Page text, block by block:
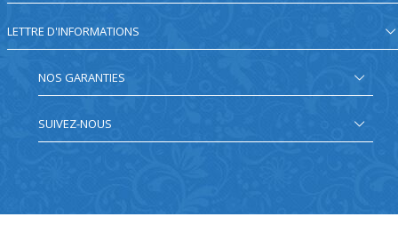
LETTRE D'INFORMATIONS
NOS GARANTIES
SUIVEZ-NOUS